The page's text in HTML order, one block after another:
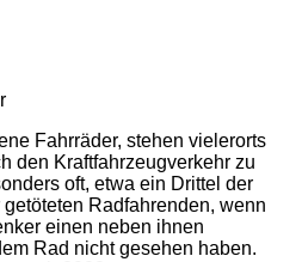
Fahrräder, stehen vielerorts
den Kraftfahrzeugverkehr zu
oft, etwa ein Drittel der
Radfahrenden, wenn
einen neben ihnen
Rad nicht gesehen haben.